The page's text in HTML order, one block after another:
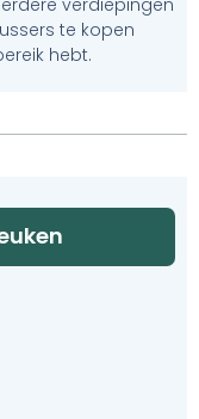
te kopen
hebt.